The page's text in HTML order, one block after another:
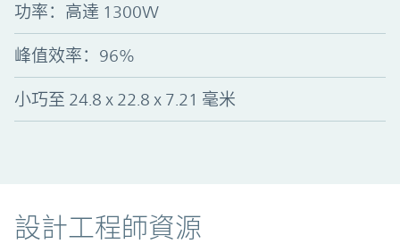
功率：高達 1300W
峰值效率：96%
小巧至 24.8 x 22.8 x 7.21 毫米
資源
設計工程師資源